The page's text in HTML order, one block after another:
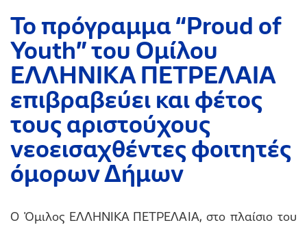
Το πρόγραμμα “Proud of
Youth” του Ομίλου
ΕΛΛΗΝΙΚΑ ΠΕΤΡΕΛΑΙΑ
επιβραβεύει και φέτος
τους αριστούχους
νεοεισαχθέντες φοιτητές
όμορων Δήμων
Ο Όμιλος ΕΛΛΗΝΙΚΑ ΠΕΤΡΕΛΑΙΑ, στο πλαίσιο του